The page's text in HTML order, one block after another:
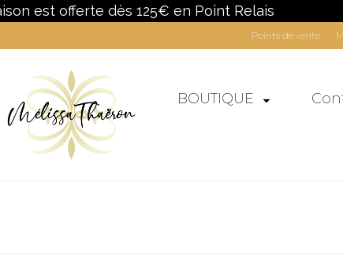
est offerte dès 125€ en Point Relais
Points de vente
BOUTIQUE